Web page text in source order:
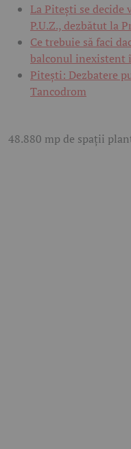
La Pitești se
P.U.Z., dezbătut la
Ce trebuie să faci
balconul inexistent
Pitești: Dezbatere
Tancodrom
48.880 mp de spații